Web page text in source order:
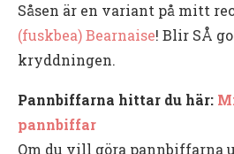
Såsen är en variant på mitt
(fuskbea) Bearnaise! Blir SÅ
kryddningen.
Pannbiffarna hittar du här:
pannbiffar
Om du vill göra pannbiffarna